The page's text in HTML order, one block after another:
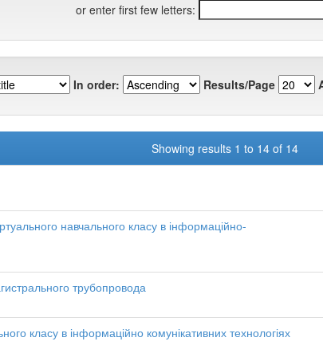
or enter first few letters:
In order: Results/Page
Showing results 1 to 14 of 14
навчального класу в інформаційно-
трубопровода
класу в інформаційно комунікативних технологіях